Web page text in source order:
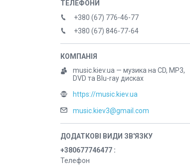
+380 (67) 776-46-77
+380 (67) 846-77-64
music.kiev.ua — музика на CD, MP3,
DVD та Blu-ray дисках
https://music.kiev.ua
music.kiev3@gmail.com
+380677746477
Телефон